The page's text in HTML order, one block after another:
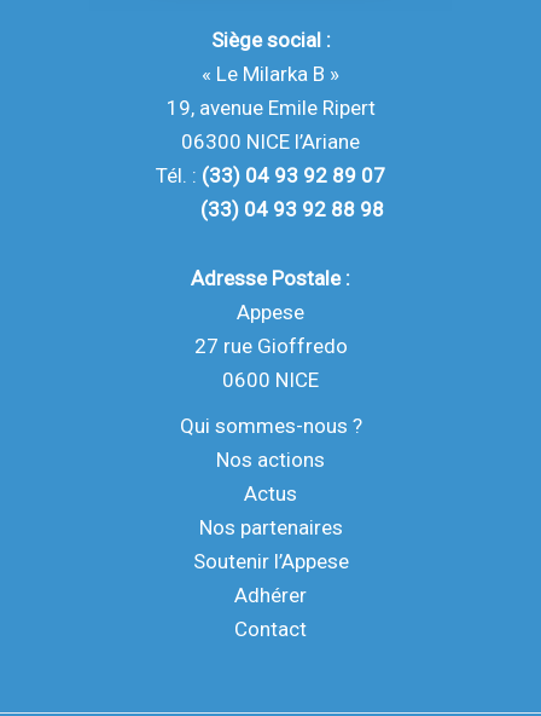
Siège social :
« Le Milarka B »
19, avenue Emile Ripert
06300 NICE l’Ariane
Tél. : (33) 04 93 92 89 07
(33) 04 93 92 88 98
Adresse Postale :
Appese
27 rue Gioffredo
0600 NICE
Qui sommes-nous ?
Nos actions
Actus
Nos partenaires
Soutenir l’Appese
Adhérer
Contact